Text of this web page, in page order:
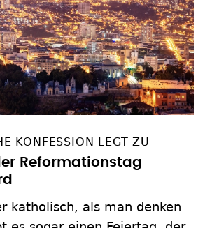
KONFESSION LEGT ZU
Reformationstag
katholisch, als man denken